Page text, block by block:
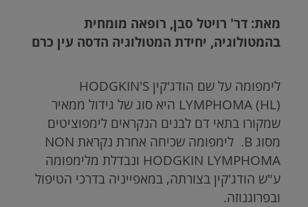
מאת: דר' רויטל סבן, רופאה מומחית
בהמטולוגיה, יחידת המטולוגיה הדסה עין כרם
לימפומה על שם הודג'קין HODGKIN'S
LYMPHOMA (HL) היא סוג של גידול ממאיר
שמקורו בתאי דם לבנים הנקראים לימפוציטים
מסוג B. לימפומה שכיחה אחרת נקראת
NON
HODGKIN LYMPHOMA ונבדלת מלימפומה
ע"ש הודג'קין בצורתה, במאפייניה בדרכי הטיפול
ובפרוגנוזה.